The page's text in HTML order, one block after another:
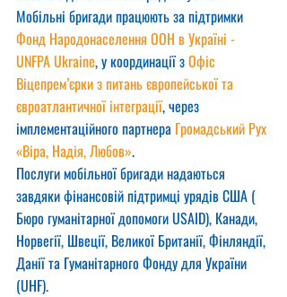
Мобільні бригади працюють за підтримки
Фонд Народонаселення ООН в Україні -
UNFPA Ukraine, у координації з Офіс
Віцепрем’єрки з питань європейської та
євроатлантичної інтеграції, через
імплементаційного партнера Громадський Рух
«Віра, Надія, Любов».
Послуги мобільної бригади надаються
завдяки фінансовій підтримці урядів США (
Бюро гуманітарної допомоги USAID), Канади,
Норвегії, Швеції, Великої Британії, Фінляндії,
Данії та Гуманітарного Фонду для України
(UHF).